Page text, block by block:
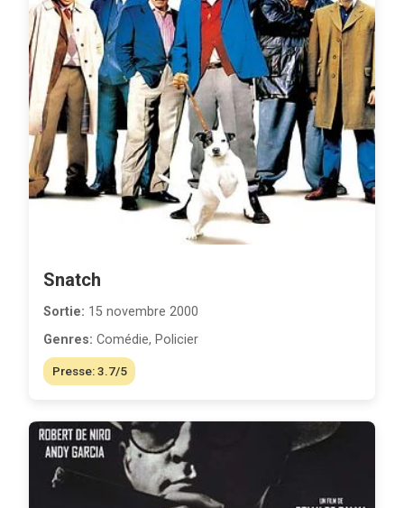
Snatch
Sortie: 15 novembre 2000
Genres: Comédie, Policier
Presse: 3.7/5